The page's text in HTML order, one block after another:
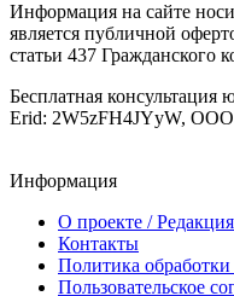
Информация на сайте
является публичной
статьи 437 Гражданского
Бесплатная консультация
Erid: 2W5zFH4JYyW,
Информация
О проекте / Редакция
Контакты
Политика
Пользовательское